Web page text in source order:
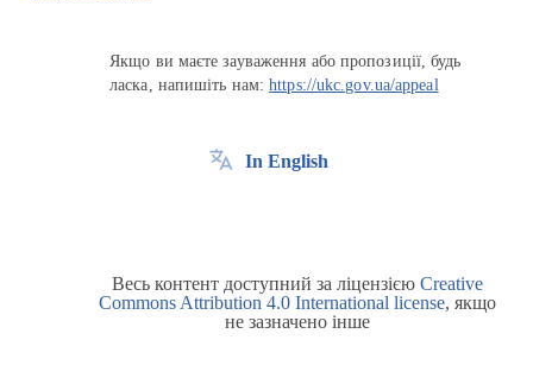
Якщо ви маєте зауваження або пропозиції, будь
ласка, напишіть нам:https://ukc.gov.ua/appeal
In English
Весь контент доступний за ліцензією Creative
Commons Attribution 4.0 International license, якщо
не зазначено інше